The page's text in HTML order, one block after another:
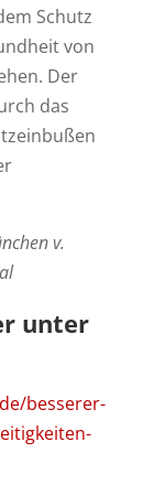
Schutz
von
Der
das
v.
unter
besserer-